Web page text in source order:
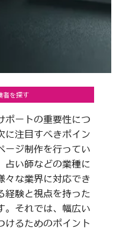
者を探す
ポートの重要性につ
に注目すべきポイン
ージ制作を行ってい
占い師などの業種に
々な業界に対応でき
経験と視点を持った
。それでは、幅広い
けるためのポイント